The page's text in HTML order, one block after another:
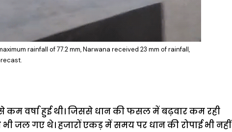
rainfall of 77.2 mm, Narwana received 23 mm of rainfall,
कम वर्षा हुई थी। जिससे धान की फसल में बढ़वार कम रही
जल गए थे। हजारों एकड़ में समय पर धान की रोपाई भी नहीं